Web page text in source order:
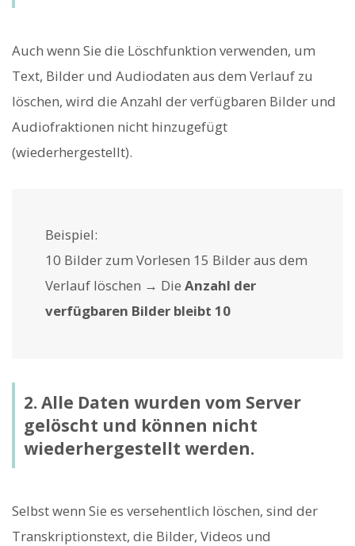
Auch wenn Sie die Löschfunktion verwenden, um
Text, Bilder und Audiodaten aus dem Verlauf zu
löschen, wird die Anzahl der verfügbaren Bilder und
Audiofraktionen nicht hinzugefügt
(wiederhergestellt).
Beispiel:
10 Bilder zum Vorlesen 15 Bilder aus dem
Verlauf löschen → Die Anzahl der
verfügbaren Bilder bleibt 10
2. Alle Daten wurden vom Server
gelöscht und können nicht
wiederhergestellt werden.
Selbst wenn Sie es versehentlich löschen, sind der
Transkriptionstext, die Bilder, Videos und